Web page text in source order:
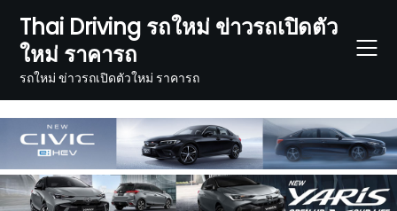
content
Thai Driving รถใหม่ ข่าวรถเปิดตัว
ใหม่ ราคารถ
รถใหม่ ข่าวรถเปิดตัวใหม่ ราคารถ